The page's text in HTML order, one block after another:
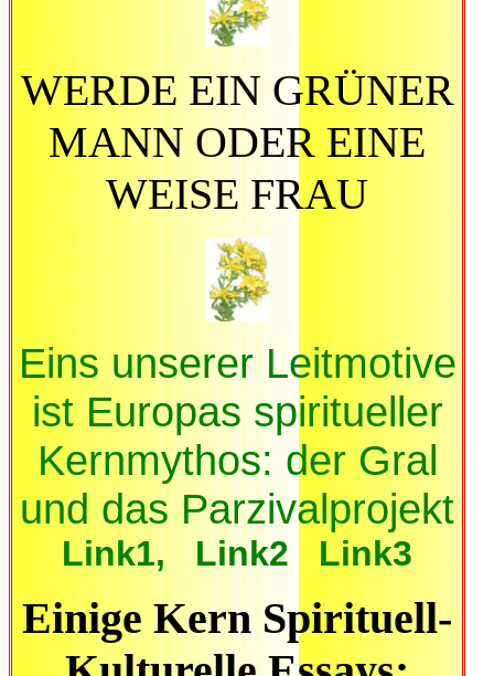
WERDE EIN GRÜNER
MANN ODER EINE
WEISE FRAU
Eins unserer Leitmotive
ist Europas spiritueller
Kernmythos: der Gral
und das Parzivalprojekt
Link1, Link2 Link3
Einige Kern Spirituell-